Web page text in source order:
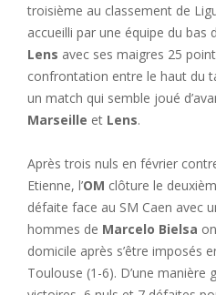
troisième au classement de
accueilli par une équipe du bas
Lens avec ses maigres 25
confrontation entre le haut du
un match qui semble joué
Marseille et Lens.
Après trois nuls en février
Etienne, l’OM clôture le
défaite face au SM Caen avec
hommes de Marcelo Bielsa
domicile après s’être imposés
Toulouse (1-6). D’une manière